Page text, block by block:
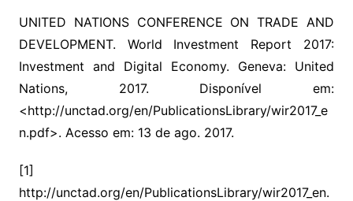
UNITED NATIONS CONFERENCE ON TRADE AND
DEVELOPMENT. World Investment Report 2017:
Investment and Digital Economy. Geneva: United
Nations, 2017. Disponível em:
<http://unctad.org/en/PublicationsLibrary/wir2017_e
n.pdf>. Acesso em: 13 de ago. 2017.
[1]
http://unctad.org/en/PublicationsLibrary/wir2017_en.